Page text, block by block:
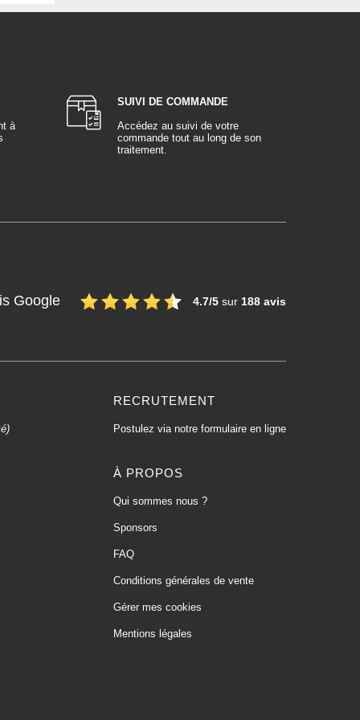
à
SUIVI DE COMMANDE
Accédez au suivi de votre
commande tout au long de son
traitement.
Google 4.7/5 sur 188 avis
RECRUTEMENT
Postulez via notre formulaire en ligne
À PROPOS
Qui sommes nous ?
Sponsors
FAQ
Conditions générales de vente
Gérer mes cookies
Mentions légales